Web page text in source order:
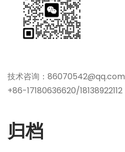
技术咨询：86070542@qq.com
+86-17180636620/18138922112
归档